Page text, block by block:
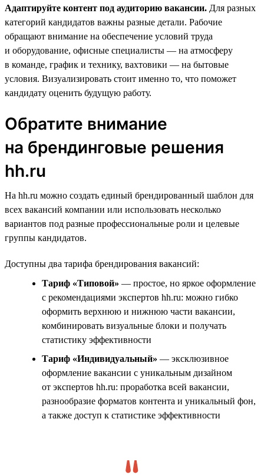
Адаптируйте контент под аудиторию вакансии. Для разных
категорий кандидатов важны разные детали. Рабочие
обращают внимание на обеспечение условий труда
и оборудование, офисные специалисты — на атмосферу
в команде, график и технику, вахтовики — на бытовые
условия. Визуализировать стоит именно то, что поможет
кандидату оценить будущую работу.
Обратите внимание
на брендинговые решения
hh.ru
На hh.ru можно создать единый брендированный шаблон для
всех вакансий компании или использовать несколько
вариантов под разные профессиональные роли и целевые
группы кандидатов.
Доступны два тарифа брендирования вакансий:
Тариф «Типовой» — простое, но яркое оформление
с рекомендациями экспертов hh.ru: можно гибко
оформить верхнюю и нижнюю части вакансии,
комбинировать визуальные блоки и получать
статистику эффективности
Тариф «Индивидуальный» — эксклюзивное
оформление вакансии с уникальным дизайном
от экспертов hh.ru: проработка всей вакансии,
разнообразие форматов контента и уникальный фон,
а также доступ к статистике эффективности